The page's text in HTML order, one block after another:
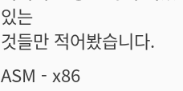
있는
것들만 적어봤습니다.
ASM - x86